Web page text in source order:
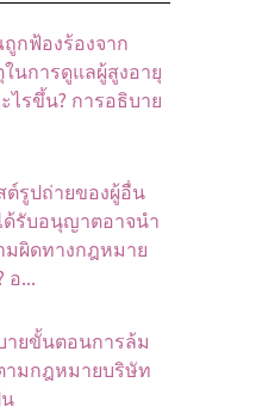
กฟ้องร้องจาก
นการดูแลผู้สูงอายุ
ไรขึ้น? การอธิบาย
ต์รูปถ่ายของผู้อื่น
ด้รับอนุญาตอาจนํา
มผิดทางกฎหมาย
อ...
ายขั้นตอนการล้ม
ามกฎหมายบริษัท